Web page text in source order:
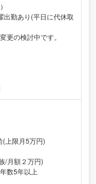
出勤あり(平日に代休取
更の検討中です。
(上限月5万円)
/月額２万円)
数5年以上